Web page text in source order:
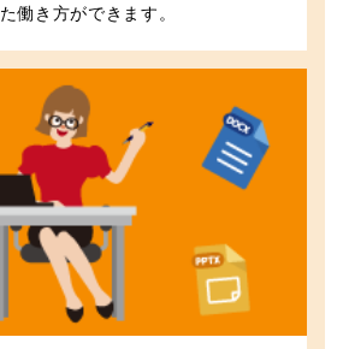
働き方ができます。